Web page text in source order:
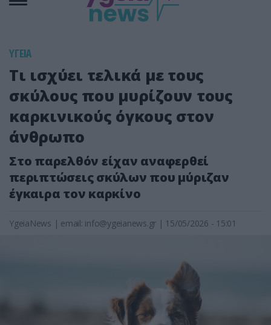
ΥΓΕΙΑ
Τι ισχύει τελικά με τους
σκύλους που μυρίζουν τους
καρκινικούς όγκους στον
άνθρωπο
Στο παρελθόν είχαν αναφερθεί
περιπτώσεις σκύλων που μύριζαν
έγκαιρα τον καρκίνο
YgeiaNews | email: info@ygeianews.gr | 15/05/2026 - 15:01